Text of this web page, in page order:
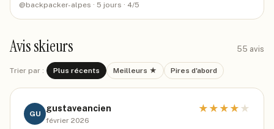
@backpacker-alpes · 5 jours · 4/5
Avis skieurs 55 avis
Trier par : Plus récents Meilleurs ★ Pires d'abord
GU
gustaveancien
février 2026
★ ★ ★ ★ ★